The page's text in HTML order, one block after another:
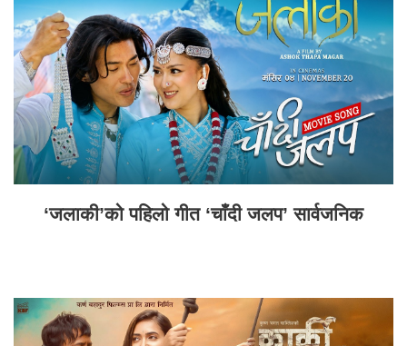
‘जलाकी’को पहिलो गीत ‘चाँदी जलप’ सार्वजनिक